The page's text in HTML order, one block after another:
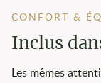
CONFORT &
Inclus
Les mêmes